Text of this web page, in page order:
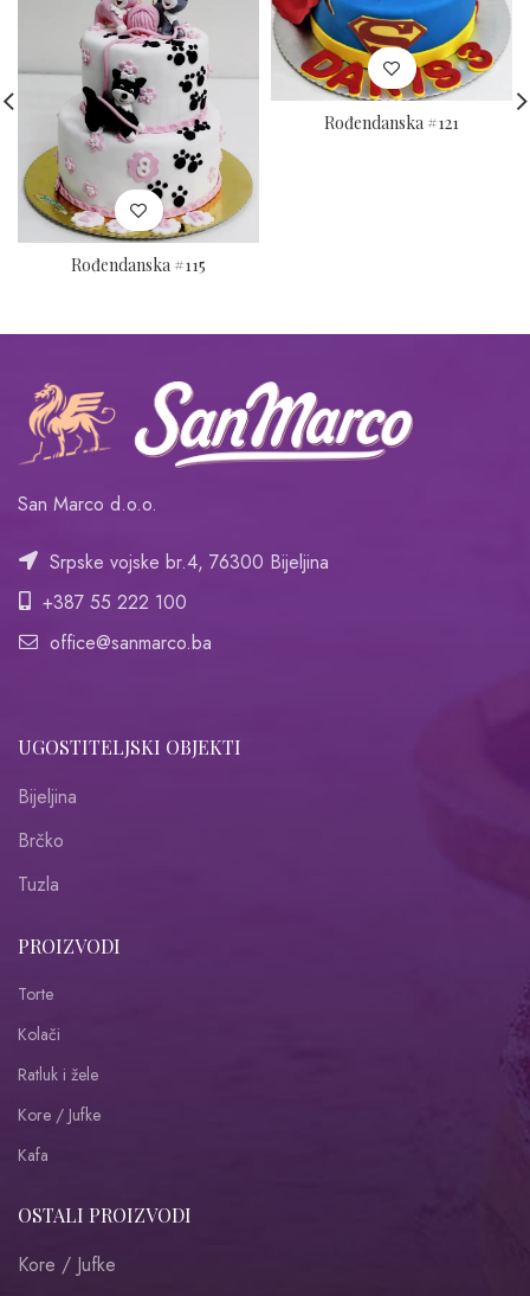
Rođendanska #115
Rođendanska #121
San Marco d.o.o.
Srpske vojske br.4, 76300 Bijeljina
+387 55 222 100
office@sanmarco.ba
UGOSTITELJSKI OBJEKTI
Bijeljina
Brčko
Tuzla
PROIZVODI
Torte
Kolači
Ratluk i žele
Kore / Jufke
Kafa
OSTALI PROIZVODI
Kore / Jufke